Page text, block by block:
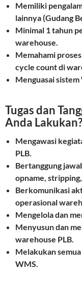
Memiliki
lainnya (Gudang
Minimal 1 tahun
warehouse.
Memahami
cycle count di
Menguasai
Tugas dan
Anda Lakukan?
Mengawasi
PLB.
Bertanggung
opname,
Berkomunikasi
operasional
Mengelola dan
Menyusun dan
warehouse PLB.
Melakukan
WMS.